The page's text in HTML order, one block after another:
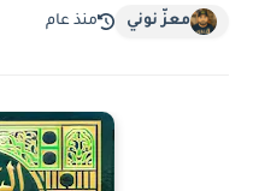
معزّ نوني منذ عام